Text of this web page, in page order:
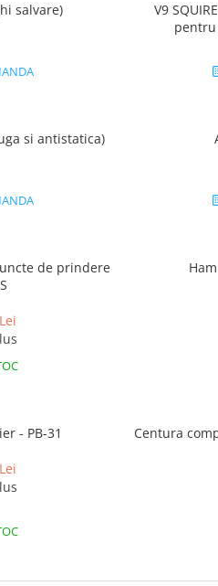
salvare)
V9
si antistatica)
de prindere
- PB-31
Centura